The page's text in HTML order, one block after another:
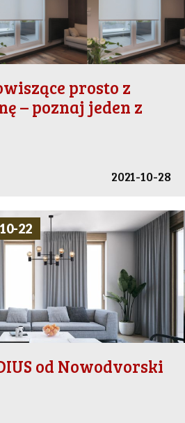
prosto z
– poznaj jeden z
2021-10-28
22
od Nowodvorski